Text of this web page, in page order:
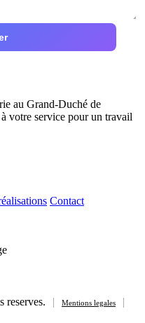
au Grand-Duché de
votre service pour un travail
Contact
reserves.
| Mentions legales
|